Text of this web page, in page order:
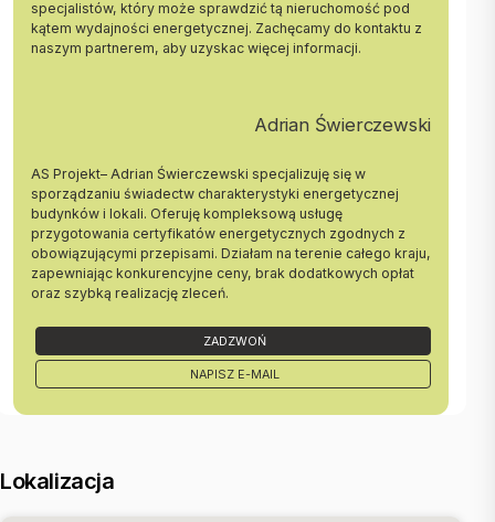
deweloperskim.
Zapraszamy na prezentację !!!
przygotujemy dla Ciebie dokumenty do zakupu, a z naszym doradcą
Nr oferty: MS-14682
Zadzwoń do mnie:
Bochenek Dawid
tel.: +48500130465
tel.: +48146888070
e-mail: dbochenek@bestate.com.pl
BESTATE Tarnów
Oferta wysłana z systemu Galactica Virgo
specjalistów, który może sprawdzić tą nieruchomość pod
kątem wydajności energetycznej. Zachęcamy do kontaktu z
naszym partnerem, aby uzyskac więcej informacji.
Adrian Świerczewski
AS Projekt– Adrian Świerczewski specjalizuję się w
sporządzaniu świadectw charakterystyki energetycznej
budynków i lokali. Oferuję kompleksową usługę
przygotowania certyfikatów energetycznych zgodnych z
obowiązującymi przepisami. Działam na terenie całego kraju,
zapewniając konkurencyjne ceny, brak dodatkowych opłat
oraz szybką realizację zleceń.
ZADZWOŃ
NAPISZ E-MAIL
Lokalizacja